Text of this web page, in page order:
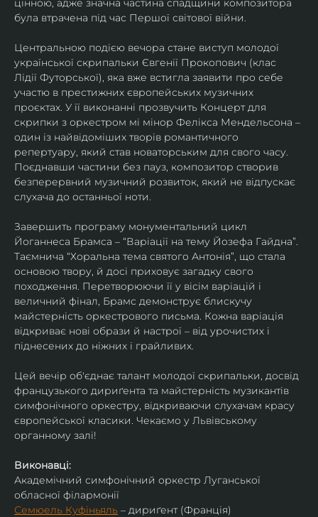
цінною, адже значна частина спадщини композитора
була втрачена під час Першої світової війни.
Центральною подією вечора стане виступ молодої
української скрипальки Євгенії Прокопович (клас
Лідії Футорської), яка вже встигла заявити про себе
участю в престижних європейських музичних
проєктах. У її виконанні прозвучить Концерт для
скрипки з оркестром мі мінор Фелікса Мендельсона –
один із найвідоміших творів романтичного
репертуару, який став новаторським для свого часу.
Поєднавши частини без пауз, композитор створив
безперервний музичний розвиток, який не відпускає
слухача до останньої ноти.
Завершить програму монументальний цикл
Йоганнеса Брамса – “Варіації на тему Йозефа Гайдна”.
Таємнича “Хоральна тема святого Антонія”, що стала
основою твору, й досі приховує загадку свого
походження. Перетворюючи її у вісім варіацій і
величний фінал, Брамс демонструє блискучу
майстерність оркестрового письма. Кожна варіація
відкриває нові образи й настрої – від урочистих і
піднесених до ніжних і грайливих.
Цей вечір об'єднає талант молодої скрипальки, досвід
французького дириґента та майстерність музикантів
симфонічного оркестру, відкриваючи слухачам красу
європейської класики. Чекаємо у Львівському
органному залі!
Виконавці:
Академічний симфонічний оркестр Луганської
обласної філармонії
Семюель Куфіньяль – дириґент (Франція)